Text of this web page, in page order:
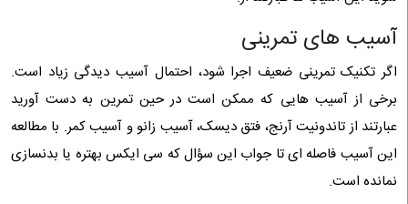
آسیب های تمرینی
اگر تکنیک تمرینی ضعیف اجرا شود، احتمال آسیب دیدگی زیاد است.
برخی از آسیب هایی که ممکن است در حین تمرین به دست آورید
عبارتند از تاندونیت آرنج، فتق دیسک، آسیب زانو و آسیب کمر. با مطالعه
این آسیب فاصله ای تا جواب این سؤال که سی ایکس بهتره یا بدنسازی
نمانده است.